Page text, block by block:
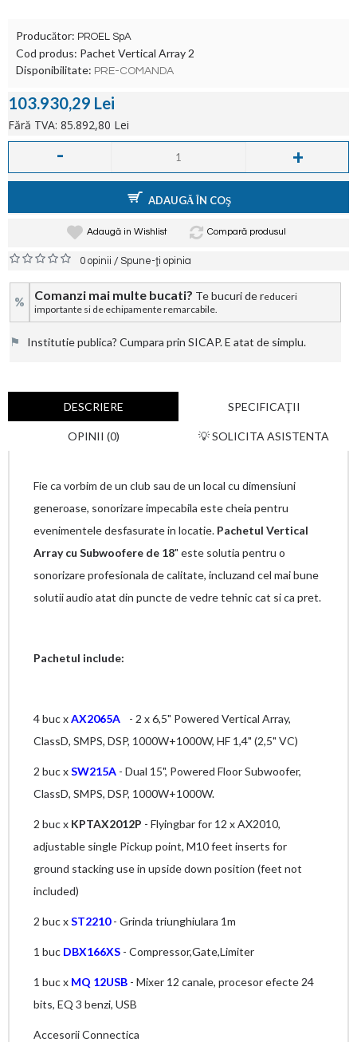
Producător: PROEL SpA
Cod produs: Pachet Vertical Array 2
Disponibilitate: PRE-COMANDA
103.930,29 Lei
Fără TVA: 85.892,80 Lei
- +
ADAUGĂ ÎN COŞ
Adaugă in Wishlist Compară produsul
0 opinii /Spune-ţi opinia
% Comanzi mai multe bucati? Te bucuri de reduceri
importante si de echipamente remarcabile.
⚑ Institutie publica? Cumpara prin SICAP. E atat de simplu.
DESCRIERE SPECIFICAŢII
OPINII (0) 💡 SOLICITA ASISTENTA
Fie ca vorbim de un club sau de un local cu dimensiuni
generoase, sonorizare impecabila este cheia pentru
evenimentele desfasurate in locatie. Pachetul Vertical
Array cu Subwoofere de 18" este solutia pentru o
sonorizare profesionala de calitate, incluzand cel mai bune
solutii audio atat din puncte de vedre tehnic cat si ca pret.
Pachetul include:
4 buc xAX2065A
- 2 x 6,5" Powered Vertical Array,
ClassD, SMPS, DSP, 1000W+1000W, HF 1,4" (2,5" VC)
2 buc xSW215A - Dual 15", Powered Floor Subwoofer,
ClassD, SMPS, DSP, 1000W+1000W.
2 buc x KPTAX2012P - Flyingbar for 12 x AX2010,
adjustable single Pickup point, M10 feet inserts for
ground stacking use in upside down position (feet not
included)
2 buc xST2210- Grinda triunghiulara 1m
1 buc DBX166XS - Compressor,Gate,Limiter
1 buc x MQ 12USB - Mixer 12 canale, procesor efecte 24
bits, EQ 3 benzi, USB
Accesorii Connectica